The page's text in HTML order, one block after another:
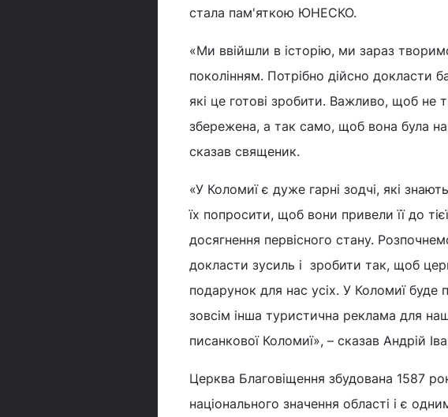
стала пам'яткою ЮНЕСКО.
«Ми ввійшли в історію, ми зараз творимо
поколінням. Потрібно дійсно докласти
які це готові зробити. Важливо, щоб не
збережена, а так само, щоб вона була
сказав священик.
«У Коломиї є дуже гарні зодчі, які
їх попросити, щоб вони привели її до
досягнення первісного стану.
докласти зусиль і зробити так, щоб
подарунок для нас усіх. У Коломиї буде
зовсім інша туристична реклама для
писанкової Коломиї», – сказав Андрій
Церква Благовіщення збудована 1587
національного значення області і є